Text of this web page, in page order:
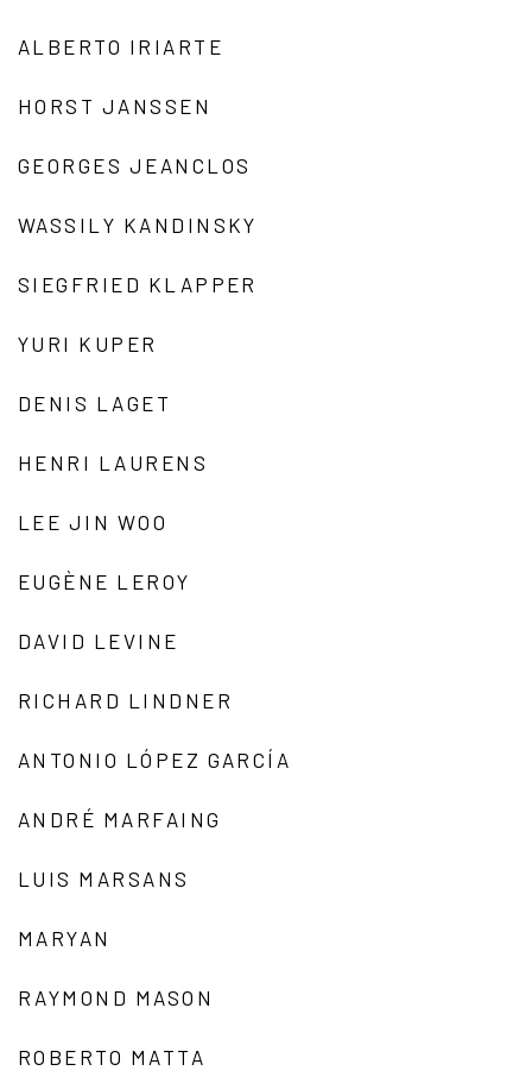
ALBERTO IRIARTE
HORST JANSSEN
GEORGES JEANCLOS
WASSILY KANDINSKY
SIEGFRIED KLAPPER
YURI KUPER
DENIS LAGET
HENRI LAURENS
LEE JIN WOO
EUGÈNE LEROY
DAVID LEVINE
RICHARD LINDNER
ANTONIO LÓPEZ GARCÍA
ANDRÉ MARFAING
LUIS MARSANS
MARYAN
RAYMOND MASON
ROBERTO MATTA